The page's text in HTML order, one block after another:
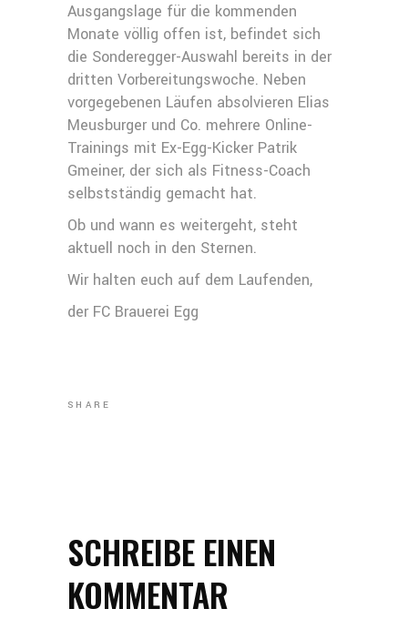
Ausgangslage für die kommenden
Monate völlig offen ist, befindet sich
die Sonderegger-Auswahl bereits in der
dritten Vorbereitungswoche. Neben
vorgegebenen Läufen absolvieren Elias
Meusburger und Co. mehrere Online-
Trainings mit Ex-Egg-Kicker Patrik
Gmeiner, der sich als Fitness-Coach
selbstständig gemacht hat.
Ob und wann es weitergeht, steht
aktuell noch in den Sternen.
Wir halten euch auf dem Laufenden,
der FC Brauerei Egg
SHARE
SCHREIBE EINEN
KOMMENTAR